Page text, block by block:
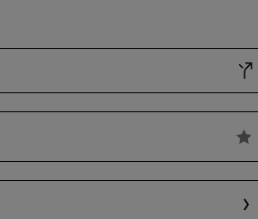
Sähkökuorma-